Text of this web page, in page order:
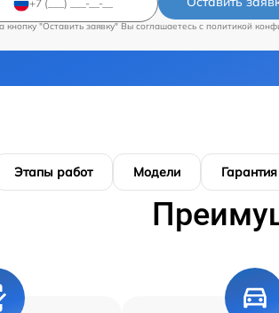
кнопку "Оставить заявку" Вы соглашаетесь c политикой
Этапы работ Модели Гарантия